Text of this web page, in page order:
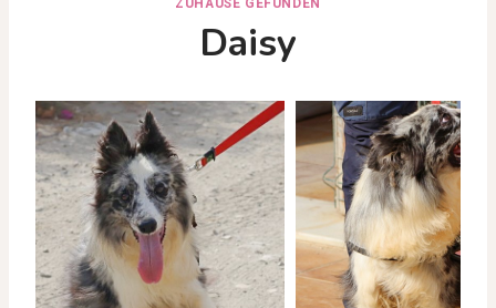
ZUHAUSE GEFUNDEN
Daisy